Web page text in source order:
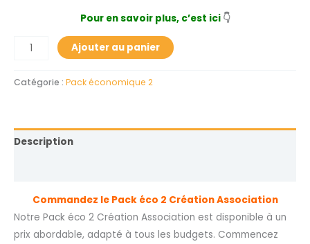
Pour en savoir plus, c’est ici 👇
Ajouter au panier
Catégorie : Pack économique 2
Description
Commandez le Pack éco 2 Création Association
Notre Pack éco 2 Création Association est disponible à un
prix abordable, adapté à tous les budgets. Commencez